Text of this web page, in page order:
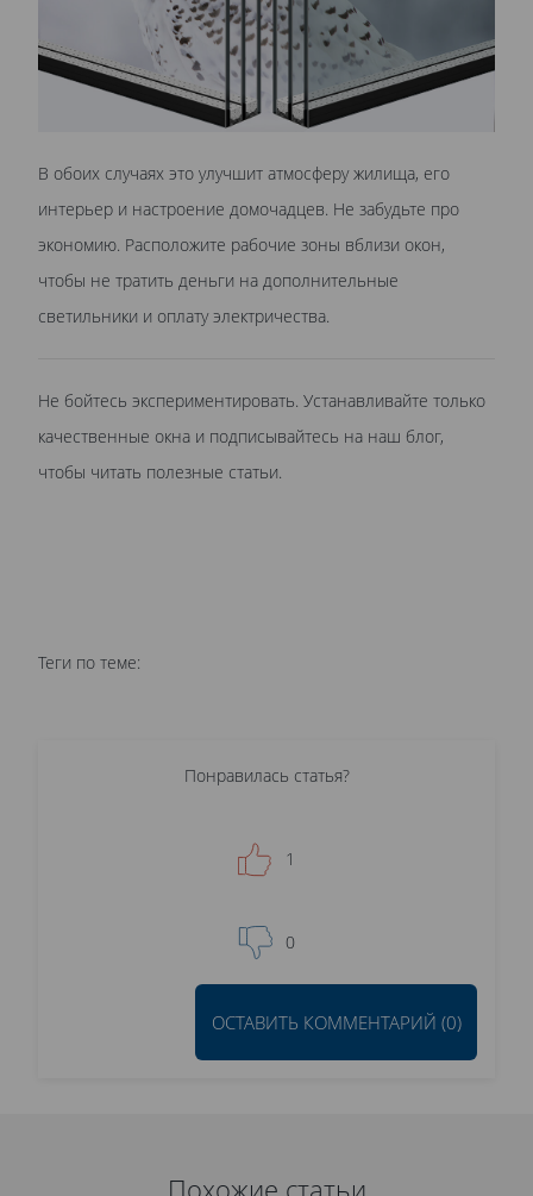
В обоих случаях это улучшит атмосферу жилища, его
интерьер и настроение домочадцев. Не забудьте про
экономию. Расположите рабочие зоны вблизи окон,
чтобы не тратить деньги на дополнительные
светильники и оплату электричества.
Не бойтесь экспериментировать. Устанавливайте только
качественные окна и подписывайтесь на наш блог,
чтобы читать полезные статьи.
Теги по теме:
Понравилась статья?
1
0
ОСТАВИТЬ КОММЕНТАРИЙ (0)